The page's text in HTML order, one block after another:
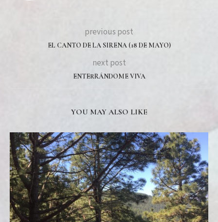
previous post
EL CANTO DE LA SIRENA (18 DE MAYO)
next post
ENTERRÁNDOME VIVA
YOU MAY ALSO LIKE